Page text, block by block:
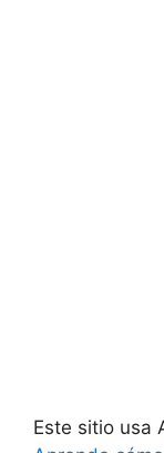
Este sitio usa